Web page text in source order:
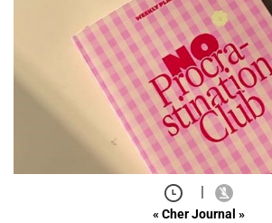
|
« Cher Journal »